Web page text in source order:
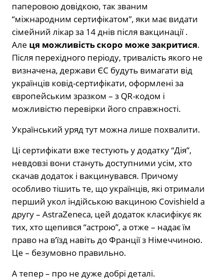
паперовою довідкою, так званим
“міжнародним сертифікатом”, яки має видати
сімейний лікар за 14 днів після вакцинації .
Але ця можливість скоро може закритися.
Після перехідного періоду, тривалість якого не
визначена, держави ЄС будуть вимагати від
українців ковід-сертифікати, оформлені за
європейським зразком – з QR-кодом і
можливістю перевірки його справжності.
Український уряд тут можна лише похвалити.
Ці сертифікати вже тестують у додатку “Дія”,
невдовзі вони стануть доступними усім, хто
скачав додаток і вакцинувався. Причому
особливо тішить те, що українців, які отримали
перший укол індійською вакциною Covishield а
другу – AstraZeneca, цей додаток класифікує як
тих, хто щепився “астрою”, а отже – надає їм
право на в’їзд навіть до Франції з Німеччиною.
Це – безумовно правильно.
А тепер – про не дуже добрі деталі.